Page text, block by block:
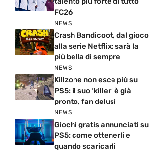
FC26
NEWS
Crash Bandicoot, dal gioco
alla serie Netflix: sarà la
più bella di sempre
NEWS
Killzone non esce più su
PS5: il suo ‘killer’ è già
pronto, fan delusi
NEWS
Giochi gratis annunciati su
PS5: come ottenerli e
quando scaricarli